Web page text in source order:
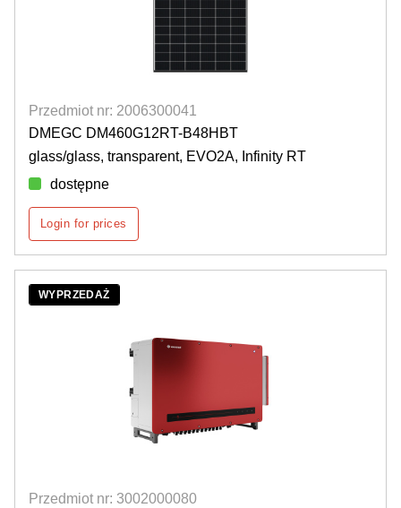
Przedmiot nr: 2006300041
DMEGC DM460G12RT-B48HBT
glass/glass, transparent, EVO2A, Infinity RT
dostępne
Login for prices
WYPRZEDAŻ
Przedmiot nr: 3002000080